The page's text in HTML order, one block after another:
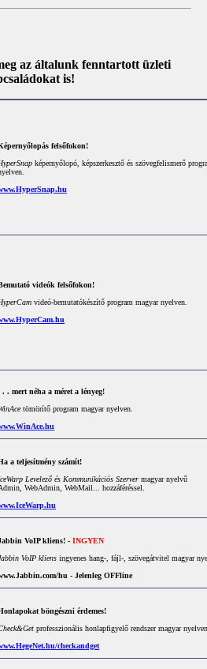
az általunk fenntartott üzleti
is!
felsőfokon!
képernyőlopó, képszerkesztő és szövegfelismerő
videók felsőfokon!
videó-bemutatókészítő program magyar nyelven.
. . mert néha a méret a lényeg!
tömörítő program magyar nyelven.
a teljesítmény számít!
Levelező és Kommunikációs Szerver magyar nyelvű
WebAdmin, WebMail... hozzáféréssel.
VoIP kliens! - INGYEN
Jabbin VoIP kliens ingyenes hang-, fájl-, szövegátvitel magyar
hu - Jelenleg OFFline
böngészni érdemes!
professzionális honlapfigyelő rendszer magyar
checkandget